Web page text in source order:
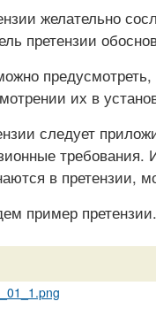
желательно
претензии
их в
следует
в претензии,
пример претензии.